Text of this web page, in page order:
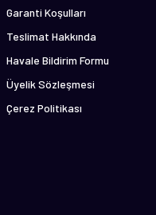
Garanti Koşulları
Teslimat Hakkında
Havale Bildirim Formu
Üyelik Sözleşmesi
Çerez Politikası